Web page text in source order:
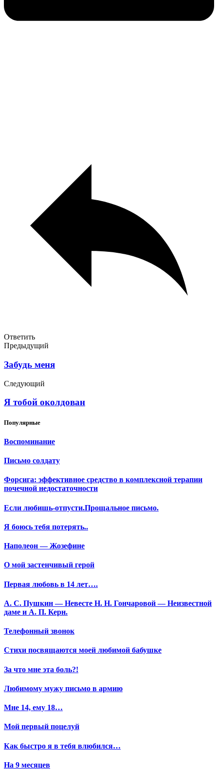
Ответить
Предыдущий
Забудь меня
Следующий
Я тобой околдован
Популярные
Воспоминание
Письмо солдату
Форсига: эффективное средство в комплексной терапии
почечной недостаточности
Если любишь-отпусти.Прощальное письмо.
Я боюсь тебя потерять..
Наполеон — Жозефине
О мой застенчивый герой
Первая любовь в 14 лет….
А. С. Пушкин — Невесте Н. Н. Гончаровой — Неизвестной
даме и А. П. Керн.
Телефонный звонок
Стихи посвящаются моей любимой бабушке
За что мне эта боль?!
Любимому мужу письмо в армию
Мне 14, ему 18…
Мой первый поцелуй
Как быстро я в тебя влюбился…
На 9 месяцев